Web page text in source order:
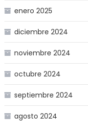
enero 2025
diciembre 2024
noviembre 2024
octubre 2024
septiembre 2024
agosto 2024